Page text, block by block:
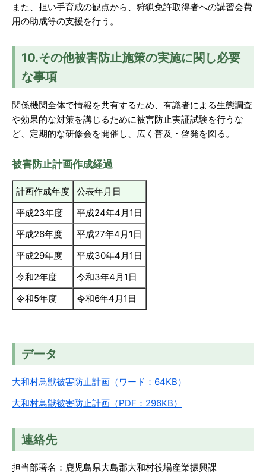
また、担い手育成の観点から、狩猟免許取得者への講習会費
用の助成等の支援を行う。
10.その他被害防止施策の実施に関し必要
な事項
関係機関全体で情報を共有するため、有識者による生態調査
や効果的な対策を講じるために被害防止実証試験を行うな
ど、定期的な研修会を開催し、広く普及・啓発を図る。
被害防止計画作成経過
計画作成年度
公表年月日
平成23年度
平成24年4月1日
平成26年度
平成27年4月1日
平成29年度
平成30年4月1日
令和2年度
令和3年4月1日
令和5年度
令和6年4月1日
データ
大和村鳥獣被害防止計画（ワード：64KB）
大和村鳥獣被害防止計画（PDF：296KB）
連絡先
担当部署名：鹿児島県大島郡大和村役場産業振興課